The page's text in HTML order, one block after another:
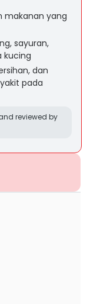
makanan yang
sayuran,
kucing
dan
pada
reviewed by